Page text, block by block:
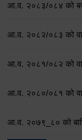
आ.व. २०८३/०८४ को
आ.व. २०८२/०८३ को
आ.व. २०८१/०८२ को
आ.व. २०८०/०८१ को
आ.व. २०७९‌_८० को